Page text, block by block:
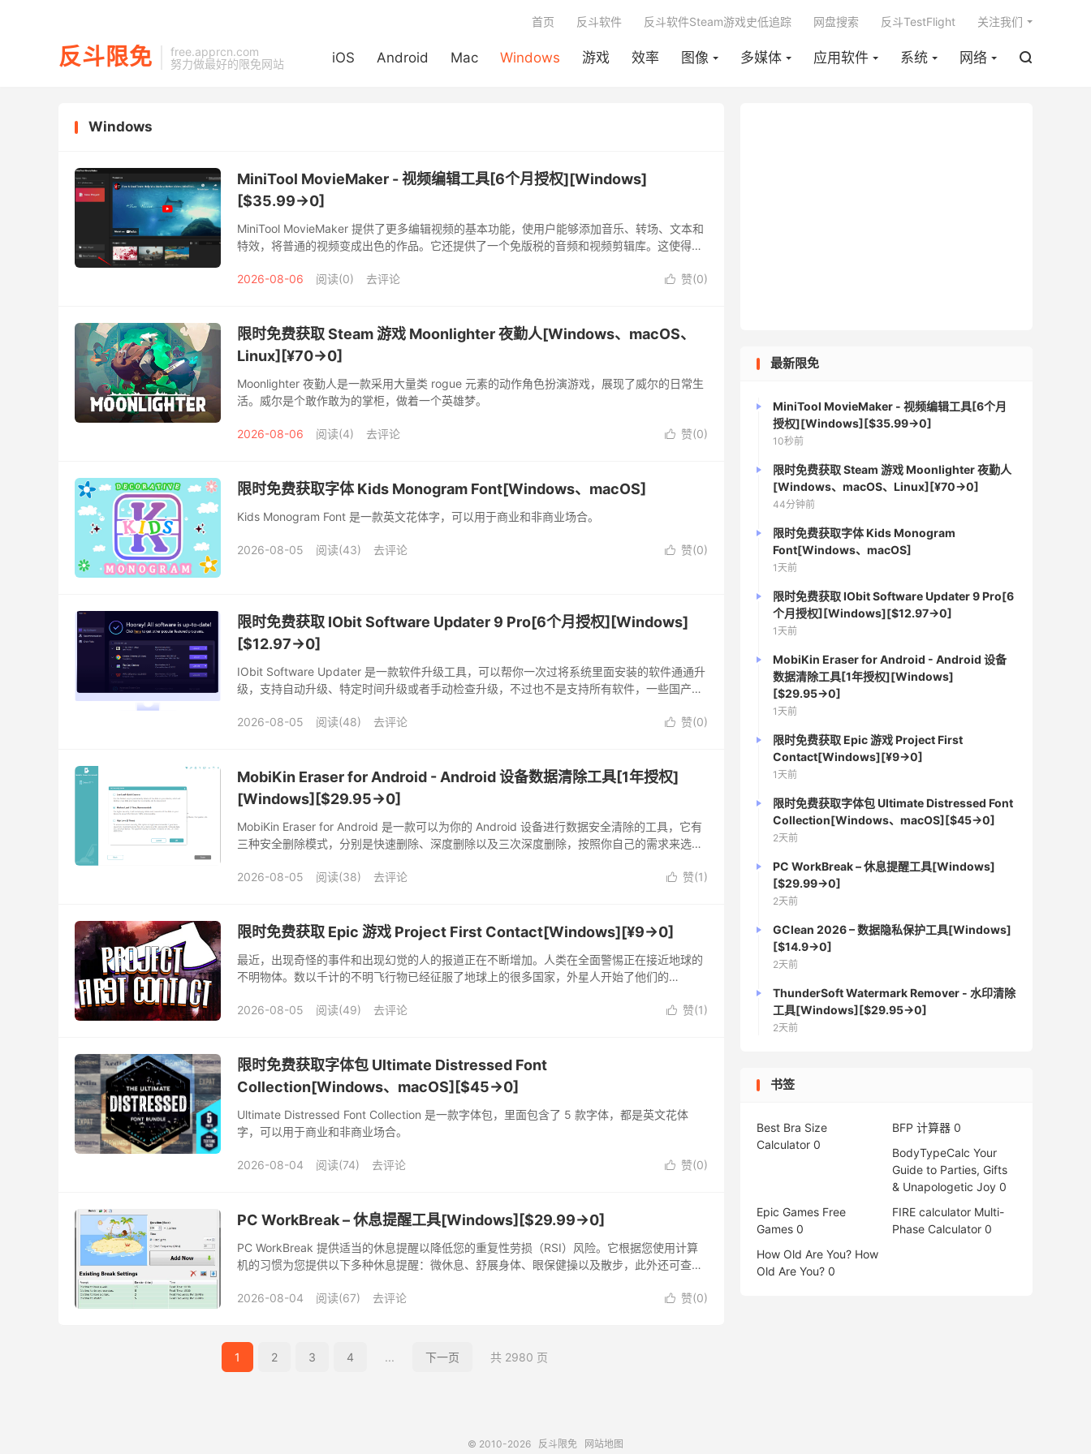
反斗限免
free.apprcn.com
努力做最好的限免网站
iOS Android Mac Windows 游戏 效率 图像 多媒体 应用软件 系统 网络 
首页 反斗软件 反斗软件Steam游戏史低追踪 网盘搜索 反斗TestFlight 关注我们
Windows
MiniTool MovieMaker - 视频编辑工具[6个月授权][Windows]
[$35.99→0]
MiniTool MovieMaker 提供了更多编辑视频的基本功能，使用户能够添加音乐、转场、文本和
特效，将普通的视频变成出色的作品。它还提供了一个免版税的音频和视频剪辑库。这使得为
 赞(0)
2026-08-06 阅读(0) 去评论
限时免费获取 Steam 游戏 Moonlighter 夜勤人[Windows、macOS、
Linux][¥70→0]
Moonlighter 夜勤人是一款采用大量类 rogue 元素的动作角色扮演游戏，展现了威尔的日常生
活。威尔是个敢作敢为的掌柜，做着一个英雄梦。
 赞(0)
2026-08-06 阅读(4) 去评论
限时免费获取字体 Kids Monogram Font[Windows、macOS]
Kids Monogram Font 是一款英文花体字，可以用于商业和非商业场合。
 赞(0)
2026-08-05 阅读(43) 去评论
限时免费获取 IObit Software Updater 9 Pro[6个月授权][Windows]
[$12.97→0]
IObit Software Updater 是一款软件升级工具，可以帮你一次过将系统里面安装的软件通通升
级，支持自动升级、特定时间升级或者手动检查升级，不过也不是支持所有软件，一些国产软
 赞(0)
2026-08-05 阅读(48) 去评论
MobiKin Eraser for Android - Android 设备数据清除工具[1年授权]
[Windows][$29.95→0]
MobiKin Eraser for Android 是一款可以为你的 Android 设备进行数据安全清除的工具，它有
三种安全删除模式，分别是快速删除、深度删除以及三次深度删除，按照你自己的需求来选择
 赞(1)
2026-08-05 阅读(38) 去评论
限时免费获取 Epic 游戏 Project First Contact[Windows][¥9→0]
最近，出现奇怪的事件和出现幻觉的人的报道正在不断增加。人类在全面警惕正在接近地球的
不明物体。数以千计的不明飞行物已经征服了地球上的很多国家，外星人开始了他们的
 赞(1)
2026-08-05 阅读(49) 去评论
限时免费获取字体包 Ultimate Distressed Font
Collection[Windows、macOS][$45→0]
Ultimate Distressed Font Collection 是一款字体包，里面包含了 5 款字体，都是英文花体
字，可以用于商业和非商业场合。
 赞(0)
2026-08-04 阅读(74) 去评论
PC WorkBreak – 休息提醒工具[Windows][$29.99→0]
PC WorkBreak 提供适当的休息提醒以降低您的重复性劳损（RSI）风险。它根据您使用计算
机的习惯为您提供以下多种休息提醒：微休息、舒展身体、眼保健操以及散步，此外还可查看
 赞(0)
2026-08-04 阅读(67) 去评论
1 2 3 4 ... 下一页 共 2980 页
最新限免
MiniTool MovieMaker - 视频编辑工具[6个月
授权][Windows][$35.99→0]
10秒前
限时免费获取 Steam 游戏 Moonlighter 夜勤人
[Windows、macOS、Linux][¥70→0]
44分钟前
限时免费获取字体 Kids Monogram
Font[Windows、macOS]
1天前
限时免费获取 IObit Software Updater 9 Pro[6
个月授权][Windows][$12.97→0]
1天前
MobiKin Eraser for Android - Android 设备
数据清除工具[1年授权][Windows]
[$29.95→0]
1天前
限时免费获取 Epic 游戏 Project First
Contact[Windows][¥9→0]
1天前
限时免费获取字体包 Ultimate Distressed Font
Collection[Windows、macOS][$45→0]
2天前
PC WorkBreak – 休息提醒工具[Windows]
[$29.99→0]
2天前
GClean 2026 – 数据隐私保护工具[Windows]
[$14.9→0]
2天前
ThunderSoft Watermark Remover - 水印清除
工具[Windows][$29.95→0]
2天前
书签
Best Bra Size
Calculator 0
BFP 计算器 0
BodyTypeCalc Your
Guide to Parties, Gifts
& Unapologetic Joy 0
Epic Games Free
Games 0
FIRE calculator Multi-
Phase Calculator 0
How Old Are You? How
Old Are You? 0
© 2010-2026 反斗限免 网站地图